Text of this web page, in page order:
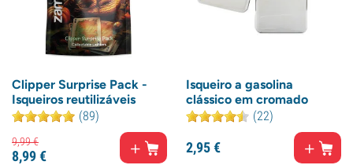
Clipper Surprise Pack -
Isqueiros reutilizáveis
(89)
9,99€
8,99€
Isqueiro a gasolina
clássico em cromado
(22)
2,95€